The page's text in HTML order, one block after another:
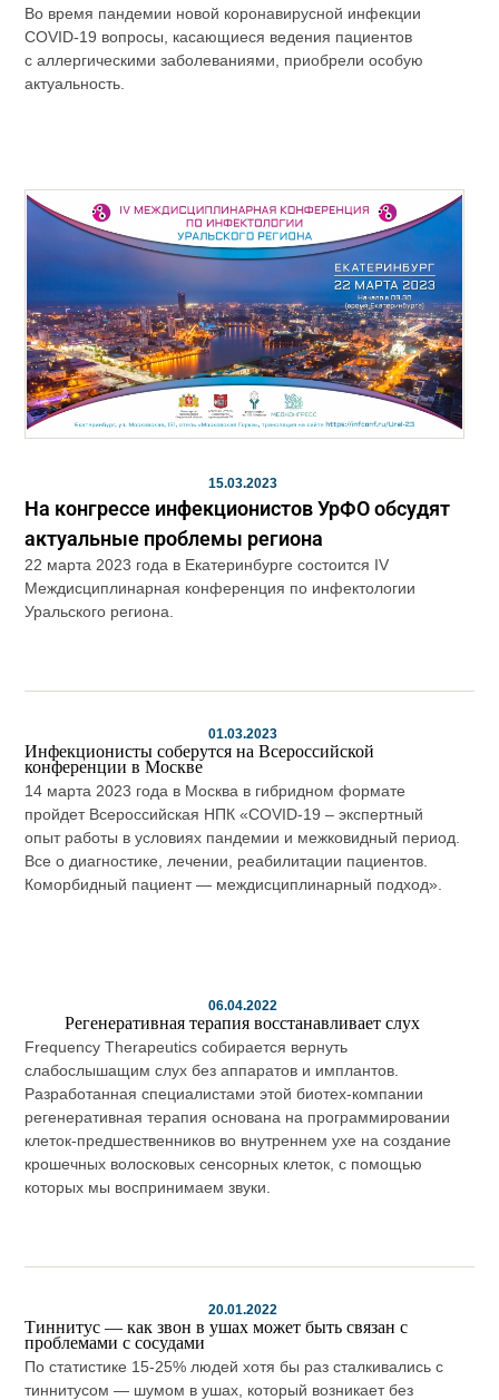
Во время пандемии новой коронавирусной инфекции
COVID-19 вопросы, касающиеся ведения пациентов
с аллергическими заболеваниями, приобрели особую
актуальность.
15.03.2023
На конгрессе инфекционистов УрФО обсудят
актуальные проблемы региона
22 марта 2023 года в Екатеринбурге состоится IV
Междисциплинарная конференция по инфектологии
Уральского региона.
01.03.2023
Инфекционисты соберутся на Всероссийской
конференции в Москве
14 марта 2023 года в Москва в гибридном формате
пройдет Всероссийская НПК «COVID-19 – экспертный
опыт работы в условиях пандемии и межковидный период.
Все о диагностике, лечении, реабилитации пациентов.
Коморбидный пациент — междисциплинарный подход».
06.04.2022
Регенеративная терапия восстанавливает слух
Frequency Therapeutics собирается вернуть
слабослышащим слух без аппаратов и имплантов.
Разработанная специалистами этой биотех-компании
регенеративная терапия основана на программировании
клеток-предшественников во внутреннем ухе на создание
крошечных волосковых сенсорных клеток, с помощью
которых мы воспринимаем звуки.
20.01.2022
Тиннитус — как звон в ушах может быть связан с
проблемами с сосудами
По статистике 15-25% людей хотя бы раз сталкивались с
тиннитусом — шумом в ушах, который возникает без